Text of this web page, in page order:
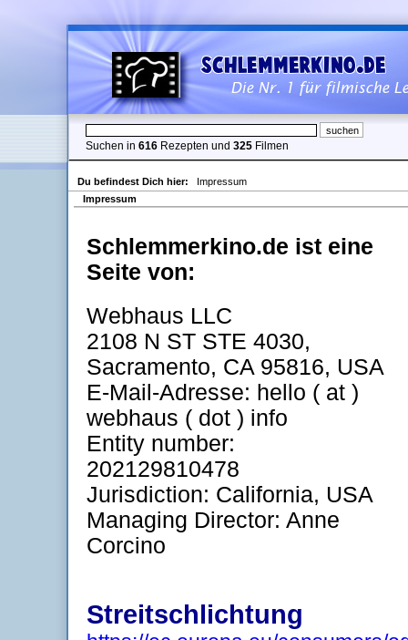
Suchen in 616 Rezepten und 325 Filmen
Du befindest Dich hier:
Impressum
Impressum
Schlemmerkino.de ist eine
Seite von:
Webhaus LLC
2108 N ST STE 4030,
Sacramento, CA 95816, USA
E-Mail-Adresse: hello ( at )
webhaus ( dot ) info
Entity number:
202129810478
Jurisdiction: California, USA
Managing Director: Anne
Corcino
Streitschlichtung